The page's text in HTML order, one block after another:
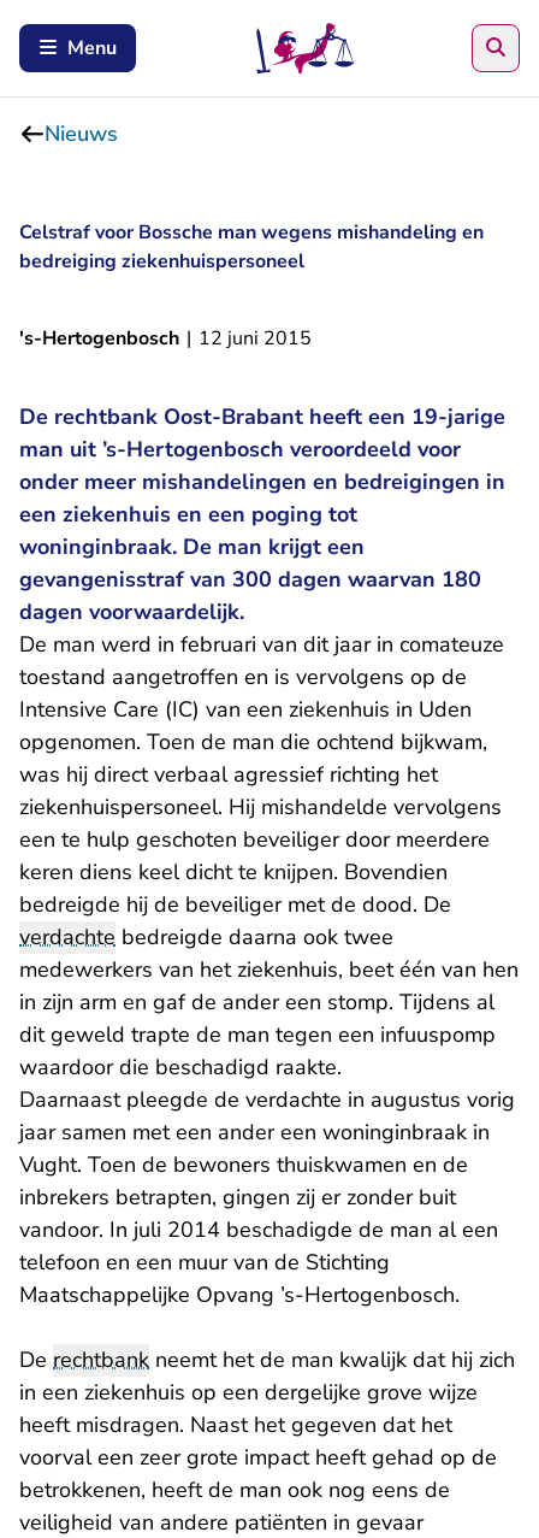
Menu
Nieuws
Celstraf voor Bossche man wegens mishandeling en
bedreiging ziekenhuispersoneel
's-Hertogenbosch | 12 juni 2015
De rechtbank Oost-Brabant heeft een 19-jarige
man uit ’s-Hertogenbosch veroordeeld voor
onder meer mishandelingen en bedreigingen in
een ziekenhuis en een poging tot
woninginbraak. De man krijgt een
gevangenisstraf van 300 dagen waarvan 180
dagen voorwaardelijk.
De man werd in februari van dit jaar in comateuze
toestand aangetroffen en is vervolgens op de
Intensive Care (IC) van een ziekenhuis in Uden
opgenomen. Toen de man die ochtend bijkwam,
was hij direct verbaal agressief richting het
ziekenhuispersoneel. Hij mishandelde vervolgens
een te hulp geschoten beveiliger door meerdere
keren diens keel dicht te knijpen. Bovendien
bedreigde hij de beveiliger met de dood. De
verdachte bedreigde daarna ook twee
medewerkers van het ziekenhuis, beet één van hen
in zijn arm en gaf de ander een stomp. Tijdens al
dit geweld trapte de man tegen een infuuspomp
waardoor die beschadigd raakte.
Daarnaast pleegde de verdachte in augustus vorig
jaar samen met een ander een woninginbraak in
Vught. Toen de bewoners thuiskwamen en de
inbrekers betrapten, gingen zij er zonder buit
vandoor. In juli 2014 beschadigde de man al een
telefoon en een muur van de Stichting
Maatschappelijke Opvang ’s-Hertogenbosch.
De rechtbank neemt het de man kwalijk dat hij zich
in een ziekenhuis op een dergelijke grove wijze
heeft misdragen. Naast het gegeven dat het
voorval een zeer grote impact heeft gehad op de
betrokkenen, heeft de man ook nog eens de
veiligheid van andere patiënten in gevaar